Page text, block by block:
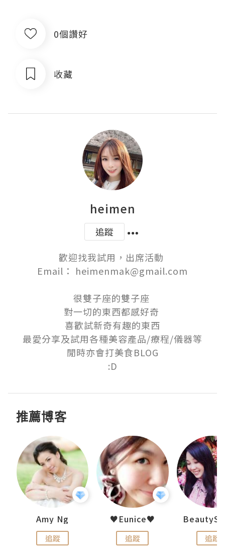
0個讚好
收藏
heimen
追蹤
歡迎找我試用，出席活動
Email： heimenmak@gmail.com
很雙子座的雙子座
對一切的東西都感好奇
喜歡試新奇有趣的東西
最愛分享及試用各種美容產品/療程/儀器等
閒時亦會打美食BLOG
:D
推薦博客
Amy Ng
追蹤
♥Eunice♥
追蹤 追蹤